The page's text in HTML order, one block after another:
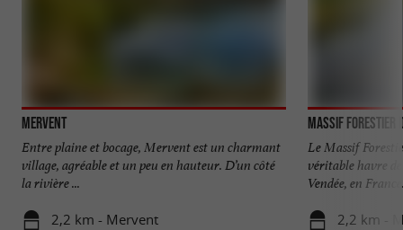
Détendez-vous dans son grand salon avec vue
au soleil sur sa large terrasse en bois et installez-
vous dans l'une de ses deux chambres (2 lits
simples, 1 lit double).
Possibilité d'accueillir jusqu'à 6 personnes grâce
au canapé convertible du salon !
Mervent
Entre plaine et bocage, Mervent est un charmant
village, agréable et un peu en hauteur. D’un côté
la rivière ...
2,2 km - Mervent
Massif Forestier
Le Massif
véritable havre
Vendée, en
2,2 km -